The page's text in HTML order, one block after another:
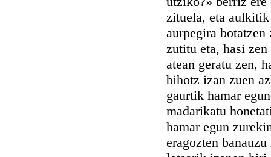
zituela, eta aulkitik
aurpegira
zutitu eta, hasi
atean geratu zen,
bihotz izan zuen
gaurtik hamar
madarikatu
hamar egun
eragozten